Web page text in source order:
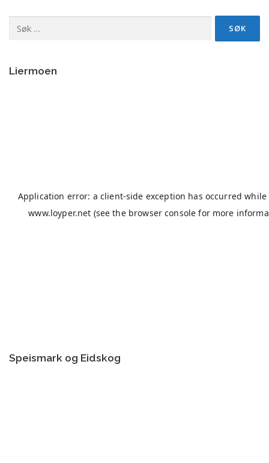
etter:
Liermoen
Speismark og Eidskog